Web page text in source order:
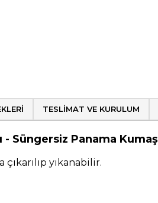
TESLIMAT VE KURULUM
- Süngersiz Panama Kumaş
yıkanabilir.